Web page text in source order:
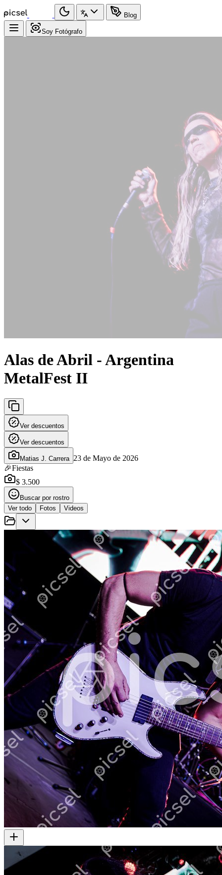
Blog
Soy Fotógrafo
Alas de Abril - Argentina
MetalFest II
Ver descuentos
Ver descuentos
Matias J. Carrera 23 de Mayo de 2026
🎉Fiestas
$ 3.500
Buscar por rostro
Ver todo
Fotos Videos